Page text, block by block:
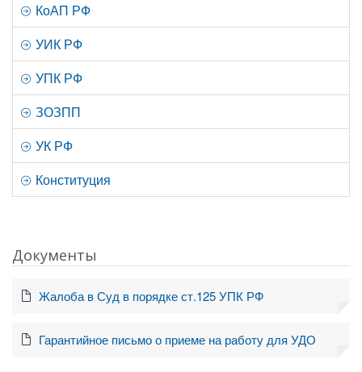
КоАП РФ
УИК РФ
УПК РФ
ЗОЗПП
УК РФ
Конституция
Документы
Жалоба в Суд в порядке ст.125 УПК РФ
Гарантийное письмо о приеме на работу для УДО